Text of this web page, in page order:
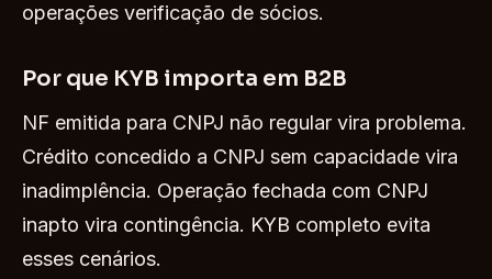
operações verificação de sócios.
Por que KYB importa em B2B
NF emitida para CNPJ não regular vira problema.
Crédito concedido a CNPJ sem capacidade vira
inadimplência. Operação fechada com CNPJ
inapto vira contingência. KYB completo evita
esses cenários.